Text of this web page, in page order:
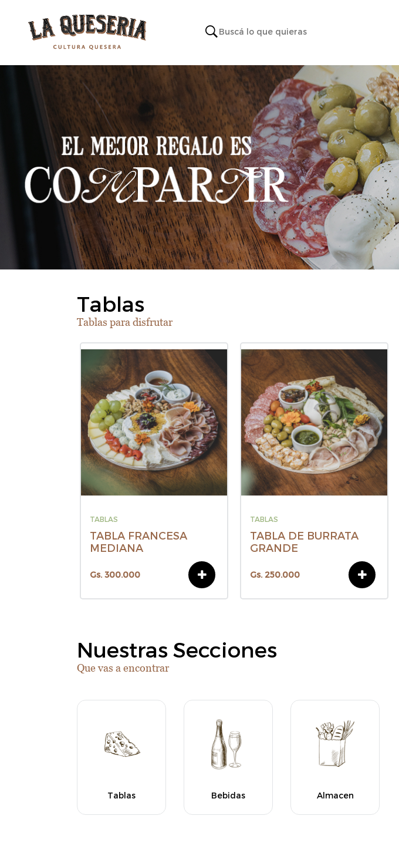
Tablas
Tablas para disfrutar
TABLAS
TABLA FRANCESA
MEDIANA
Gs. 300.000
TABLAS
TABLA DE BURRATA
GRANDE
Gs. 250.000
Nuestras Secciones
Que vas a encontrar
Tablas Bebidas Almacen